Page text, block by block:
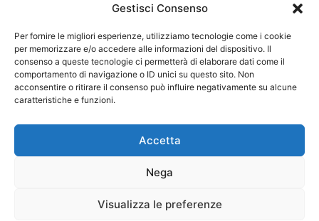
Gestisci Consenso
Per fornire le migliori esperienze, utilizziamo tecnologie come i cookie
per memorizzare e/o accedere alle informazioni del dispositivo. Il
consenso a queste tecnologie ci permetterà di elaborare dati come il
comportamento di navigazione o ID unici su questo sito. Non
acconsentire o ritirare il consenso può influire negativamente su alcune
caratteristiche e funzioni.
Accetta
Nega
Visualizza le preferenze
Federazione Nazionale Degli Ordini dei Biologi:
codice fiscale 80069130583
Responsabile sito internet www.fnob.it:
Privacy Policy Cookie Policy